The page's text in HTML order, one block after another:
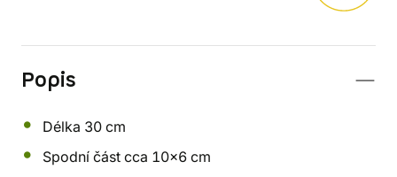
Popis
Délka 30 cm
Spodní část cca 10x6 cm